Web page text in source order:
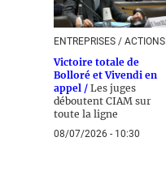
ENTREPRISES / ACTIONS
Victoire totale de
Bolloré et Vivendi en
appel / Les juges
déboutent CIAM sur
toute la ligne
08/07/2026 - 10:30